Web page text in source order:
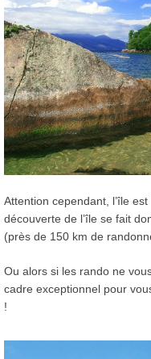
Attention cependant, l’île
découverte de l’île se fait
(près de 150 km de
Ou alors si les rando ne
cadre exceptionnel pour
!